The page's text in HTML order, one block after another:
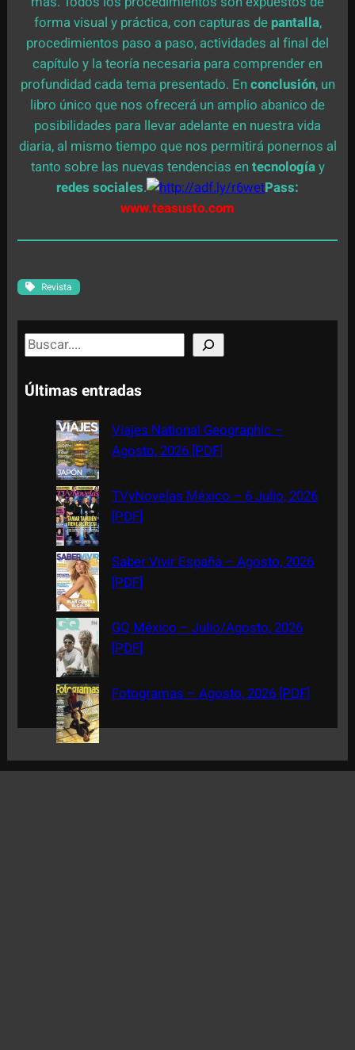
forma visual y práctica, con capturas de pantalla,
procedimientos paso a paso, actividades al final del
capítulo y la teoría necesaria para comprender en
profundidad cada tema presentado. En conclusión, un
libro único que nos ofrecerá un amplio abanico de
posibilidades para llevar adelante en nuestra vida
diaria, al mismo tiempo que nos permitirá ponernos al
tanto sobre las nuevas tendencias en tecnologíay
redes sociales.
Pass:
www.teasusto.com
Revista
S
e
a
Últimas entradas
Viajes National Geographic –
Agosto, 2026 [PDF]
TVyNovelas México – 6 Julio, 2026
[PDF]
Saber Vivir España – Agosto, 2026
[PDF]
GQ México – Julio/Agosto, 2026
[PDF]
Fotogramas – Agosto, 2026 [PDF]